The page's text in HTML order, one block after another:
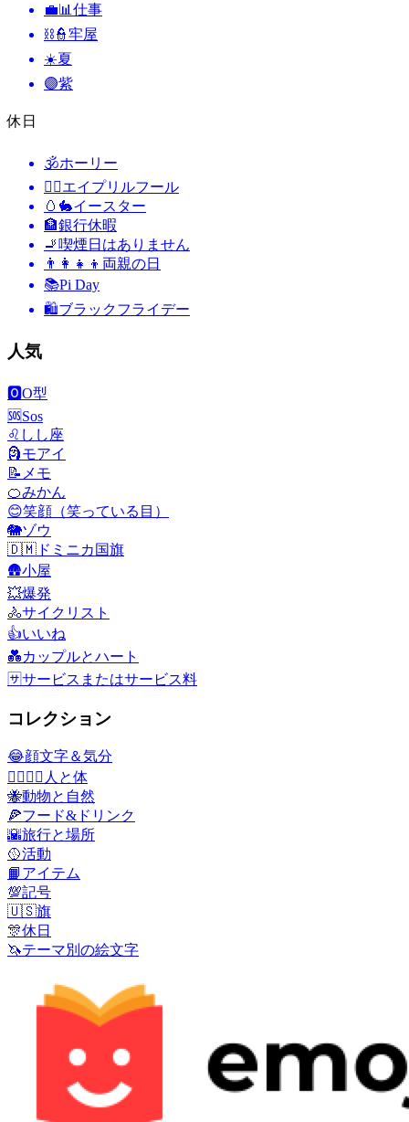
💼📊 仕事
⛓️👮牢屋
☀️夏
🟣紫
休日
🕉ホーリー
🙆‍♂️エイプリルフール
🥚🐇イースター
🏦銀行休暇
🚬 喫煙日はありません
👨‍👩‍👧‍👦 両親の日
📚Pi Day
🛍ブラックフライデー
人気
🅾️O型
🆘Sos
♌ しし座
🗿モアイ
📝 メモ
🍊みかん
😊笑顔（笑っている目）
🐘ゾウ
🇩🇲 ドミニカ国旗
🛖小屋
💥爆発
🚴サイクリスト
👍いいね
💑カップルとハート
🈂️サービスまたはサービス料
コレクション
😂顔文字＆気分
👩‍❤️‍💋‍👨 人と体
🐝動物と自然
🍕フード&ドリンク
🌇旅行と場所
🥎活動
📙 アイテム
💯記号
🇺🇸旗
🎊休日
🦄テーマ別の絵文字